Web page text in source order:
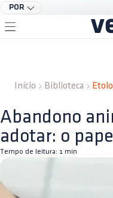
POR
Início Biblioteca
Abandono
adotar: o
Tempo de leitura: 1 min